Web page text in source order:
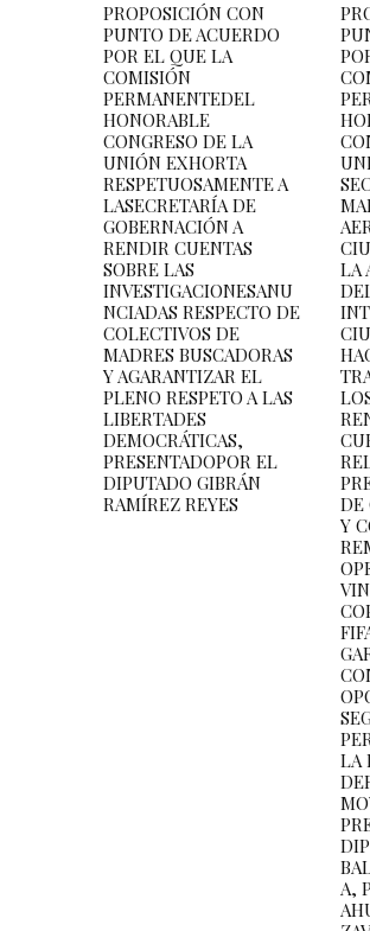
PROPOSICIÓN CON
PUNTO DE ACUERDO
POR EL QUE LA
COMISIÓN
PERMANENTEDEL
HONORABLE
CONGRESO DE LA
UNIÓN EXHORTA
RESPETUOSAMENTE A
LASECRETARÍA DE
GOBERNACIÓN A
RENDIR CUENTAS
SOBRE LAS
INVESTIGACIONESANU
NCIADAS RESPECTO DE
COLECTIVOS DE
MADRES BUSCADORAS
Y AGARANTIZAR EL
PLENO RESPETO A LAS
LIBERTADES
DEMOCRÁTICAS,
PRESENTADOPOR EL
DIPUTADO GIBRÁN
RAMÍREZ REYES
LA
DE
Y
LA
A,